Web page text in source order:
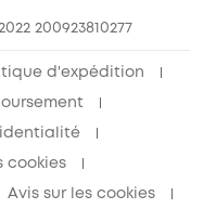
200923810277
d'expédition
cookies
Avis sur les cookies